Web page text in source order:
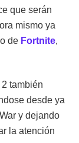
que serán
mismo ya
de Fortnite,
también
desde ya
y dejando
la atención